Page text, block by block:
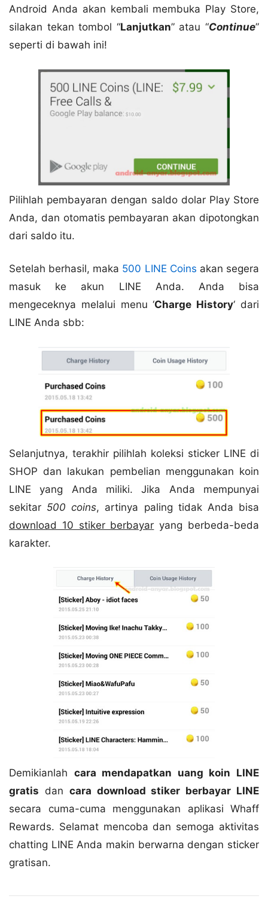
Android Anda akan kembali membuka Play Store,
silakan tekan tombol “Lanjutkan” atau “Continue”
seperti di bawah ini!
Pilihlah pembayaran dengan saldo dolar Play Store
Anda, dan otomatis pembayaran akan dipotongkan
dari saldo itu.
Setelah berhasil, maka 500 LINE Coins akan segera
masuk ke akun LINE Anda. Anda bisa
mengeceknya melalui menu ‘Charge History‘ dari
LINE Anda sbb:
Selanjutnya, terakhir pilihlah koleksi sticker LINE di
SHOP dan lakukan pembelian menggunakan koin
LINE yang Anda miliki. Jika Anda mempunyai
sekitar 500 coins, artinya paling tidak Anda bisa
download 10 stiker berbayar yang berbeda-beda
karakter.
Demikianlah cara mendapatkan uang koin LINE
gratis dan cara download stiker berbayar LINE
secara cuma-cuma menggunakan aplikasi Whaff
Rewards. Selamat mencoba dan semoga aktivitas
chatting LINE Anda makin berwarna dengan sticker
gratisan.